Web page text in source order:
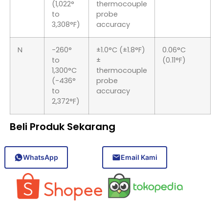
(1,022°
to
3,308°F)
thermocouple
probe
accuracy
N
-260°
to
1,300°C
(-436°
to
2,372°F)
±1.0°C (±1.8°F)
±
thermocouple
probe
accuracy
0.06°C
(0.11°F)
Beli Produk Sekarang
WhatsApp Email Kami